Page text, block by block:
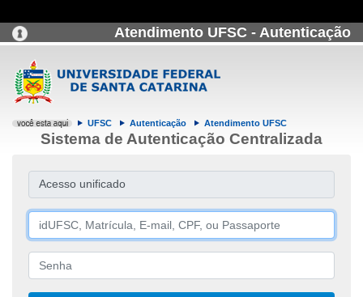
Atendimento UFSC - Autenticação
UFSC Autenticação Atendimento UFSC
Sistema de Autenticação Centralizada
Acesso unificado